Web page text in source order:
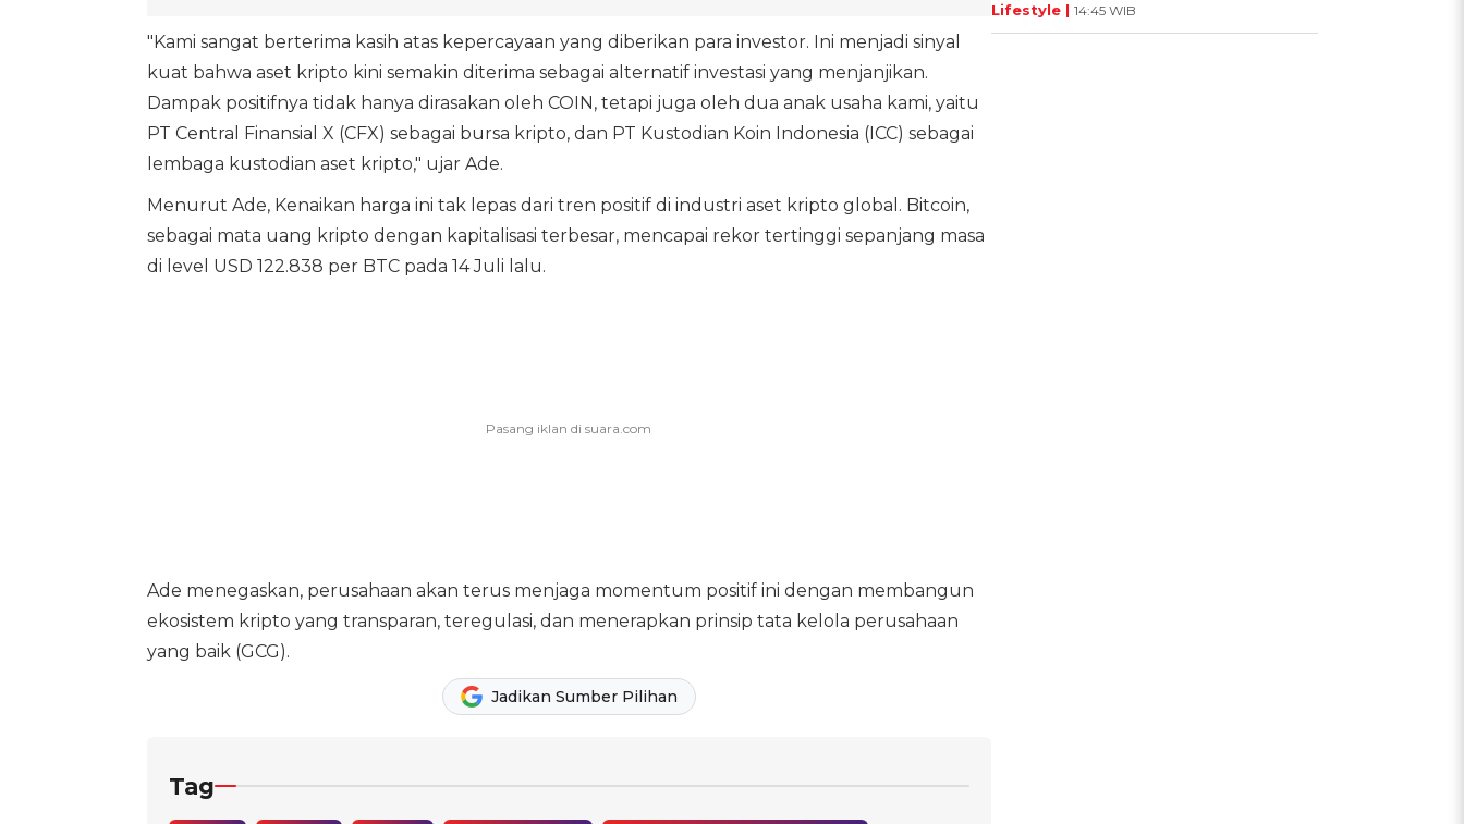
"Kami sangat berterima kasih atas kepercayaan yang diberikan para investor. Ini menjadi sinyal
kuat bahwa aset kripto kini semakin diterima sebagai alternatif investasi yang menjanjikan.
Dampak positifnya tidak hanya dirasakan oleh COIN, tetapi juga oleh dua anak usaha kami, yaitu
PT Central Finansial X (CFX) sebagai bursa kripto, dan PT Kustodian Koin Indonesia (ICC) sebagai
lembaga kustodian aset kripto," ujar Ade.
Menurut Ade, Kenaikan harga ini tak lepas dari tren positif di industri aset kripto global. Bitcoin,
sebagai mata uang kripto dengan kapitalisasi terbesar, mencapai rekor tertinggi sepanjang masa
di level USD 122.838 per BTC pada 14 Juli lalu.
Ade menegaskan, perusahaan akan terus menjaga momentum positif ini dengan membangun
ekosistem kripto yang transparan, teregulasi, dan menerapkan prinsip tata kelola perusahaan
yang baik (GCG).
Jadikan Sumber Pilihan
Tag
Lifestyle | 14:45 WIB